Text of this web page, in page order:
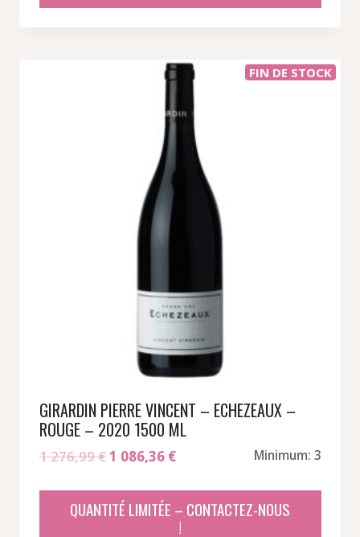
FIN DE STOCK
GIRARDIN PIERRE VINCENT – ECHEZEAUX –
ROUGE – 2020 1500 ML
1 276,99€Le
initial
était :
1 086,36 €Le
est :
Minimum: 3
QUANTITÉ LIMITÉE – CONTACTEZ-NOUS
!